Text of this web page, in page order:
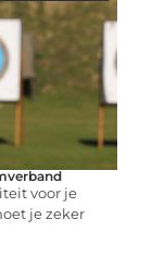
voor je
je zeker